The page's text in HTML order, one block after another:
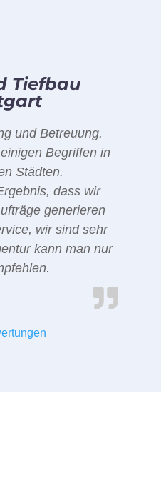
Tiefbau
und Betreuung.
Begriffen in
Städten.
dass wir
generieren
wir sind sehr
kann man nur